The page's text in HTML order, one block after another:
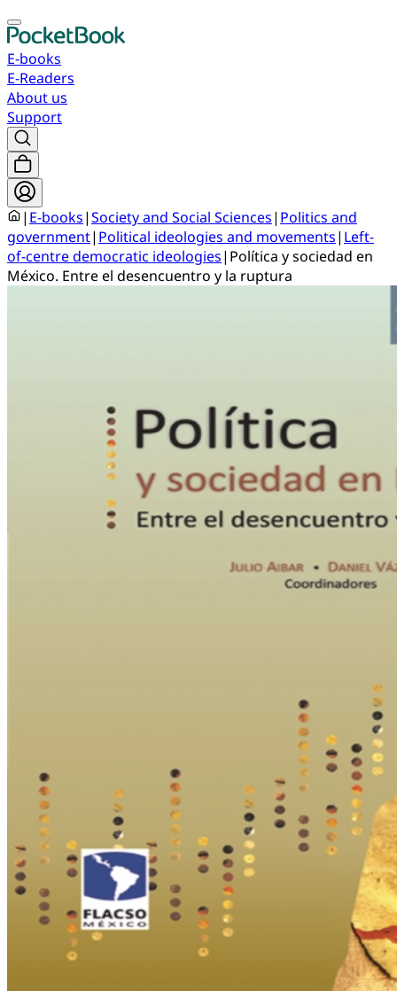
E-books
E-Readers
About us
Support
| E-books|Society and Social Sciences| Politics and
government| Political ideologies and movements| Left-
of-centre democratic ideologies| Política y sociedad en
México. Entre el desencuentro y la ruptura